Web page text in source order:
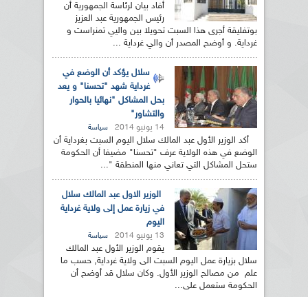
أفاد بيان لرئاسة الجمهورية أن
رئيس الجمهورية عبد العزيز
بوتفليقة أجرى هذا السبت تحويلا بين واليي تمنراست و
غرداية. و أوضح المصدر أن والي غرداية ...
سلال يؤكد أن الوضع في
غرداية شهد "تحسنا" و يعد
بحل المشاكل "نهائيا بالحوار
والتشاور"
14 يونيو 2014 سياسة
أكد الوزير الأول عبد المالك سلال اليوم السبت بغرداية أن
الوضع في هذه الولاية عرف "تحسنا" مضيفا أن الحكومة
ستحل المشاكل التي تعاني منها المنطقة "...
الوزير الاول عبد المالك سلال
في زيارة عمل إلى ولاية غرداية
اليوم
13 يونيو 2014 سياسة
يقوم الوزير الأول عبد المالك
سلال بزيارة عمل اليوم السبت الى ولاية غرداية, حسب ما
علم من مصالح الوزير الأول. وكان سلال قد أوضح أن
الحكومة ستعمل على...